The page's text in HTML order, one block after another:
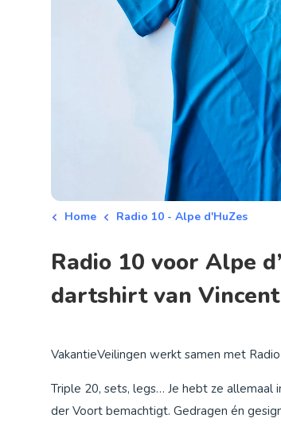
Home Radio 10 - Alpe d'HuZes
Radio 10 voor Alpe
dartshirt van
VakantieVeilingen werkt samen met
Triple 20, sets, legs… Je hebt ze allemaal
der Voort bemachtigt. Gedragen én